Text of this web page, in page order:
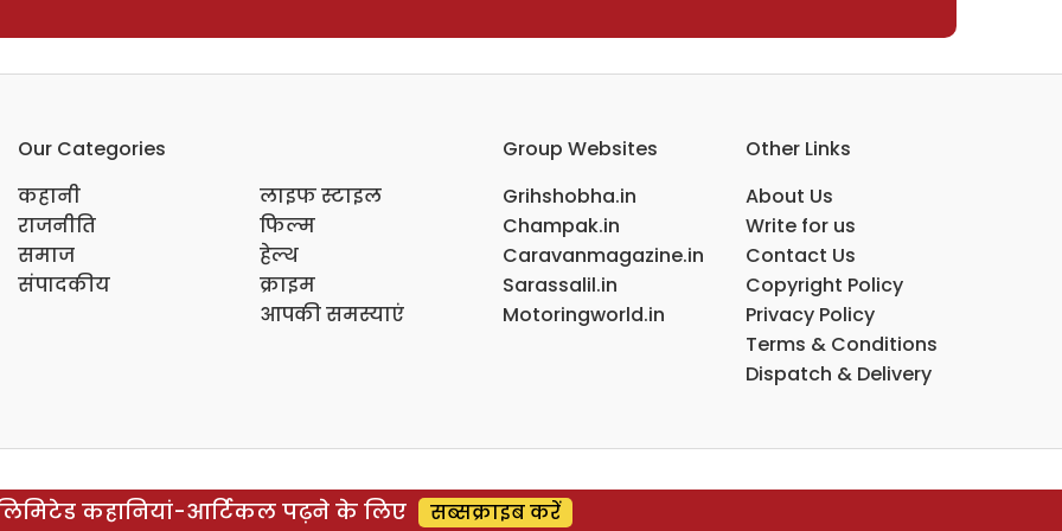
Our Categories
कहानी
राजनीति
समाज
संपादकीय
लाइफ स्टाइल
फिल्म
हेल्थ
क्राइम
आपकी समस्याएं
Group Websites
Grihshobha.in
Champak.in
Caravanmagazine.in
Sarassalil.in
Motoringworld.in
Other Links
About Us
Write for us
Contact Us
Copyright Policy
Privacy Policy
Terms & Conditions
Dispatch & Delivery
कहानियां-आर्टिकल पढ़ने के लिए सब्सक्राइब करें